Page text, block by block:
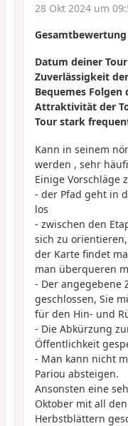
28 Okt 2024 um
Gesamtbewertung
Datum deiner Tour
Zuverlässigkeit
Bequemes Folgen
Attraktivität der
Tour stark
Kann in seinem
werden , sehr
Einige Vorschläge
- der Pfad geht in
los
- zwischen den
sich zu
der Karte findet
man überqueren
- Der angegebene
geschlossen, Sie
für den Hin- und
- Die Abkürzung
Öffentlichkeit
- Man kann nicht
Pariou absteigen.
Ansonsten eine
Oktober mit all
Herbstblättern